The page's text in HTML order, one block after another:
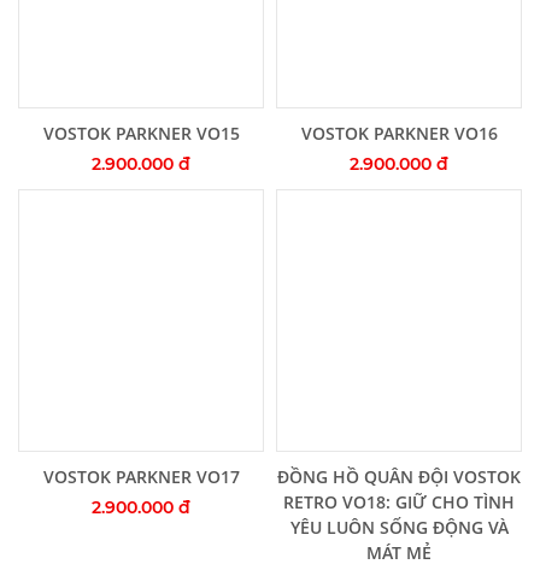
Thêm vào giỏ hàng
VOSTOK PARKNER VO15
2.900.000 đ
Thêm vào giỏ hàng
VOSTOK PARKNER VO16
2.900.000 đ
Thêm vào giỏ hàng
VOSTOK PARKNER VO17
2.900.000 đ
Thêm vào giỏ hàng
ĐỒNG HỒ QUÂN ĐỘI VOSTOK
RETRO VO18: GIỮ CHO TÌNH
YÊU LUÔN SỐNG ĐỘNG VÀ
MÁT MẺ